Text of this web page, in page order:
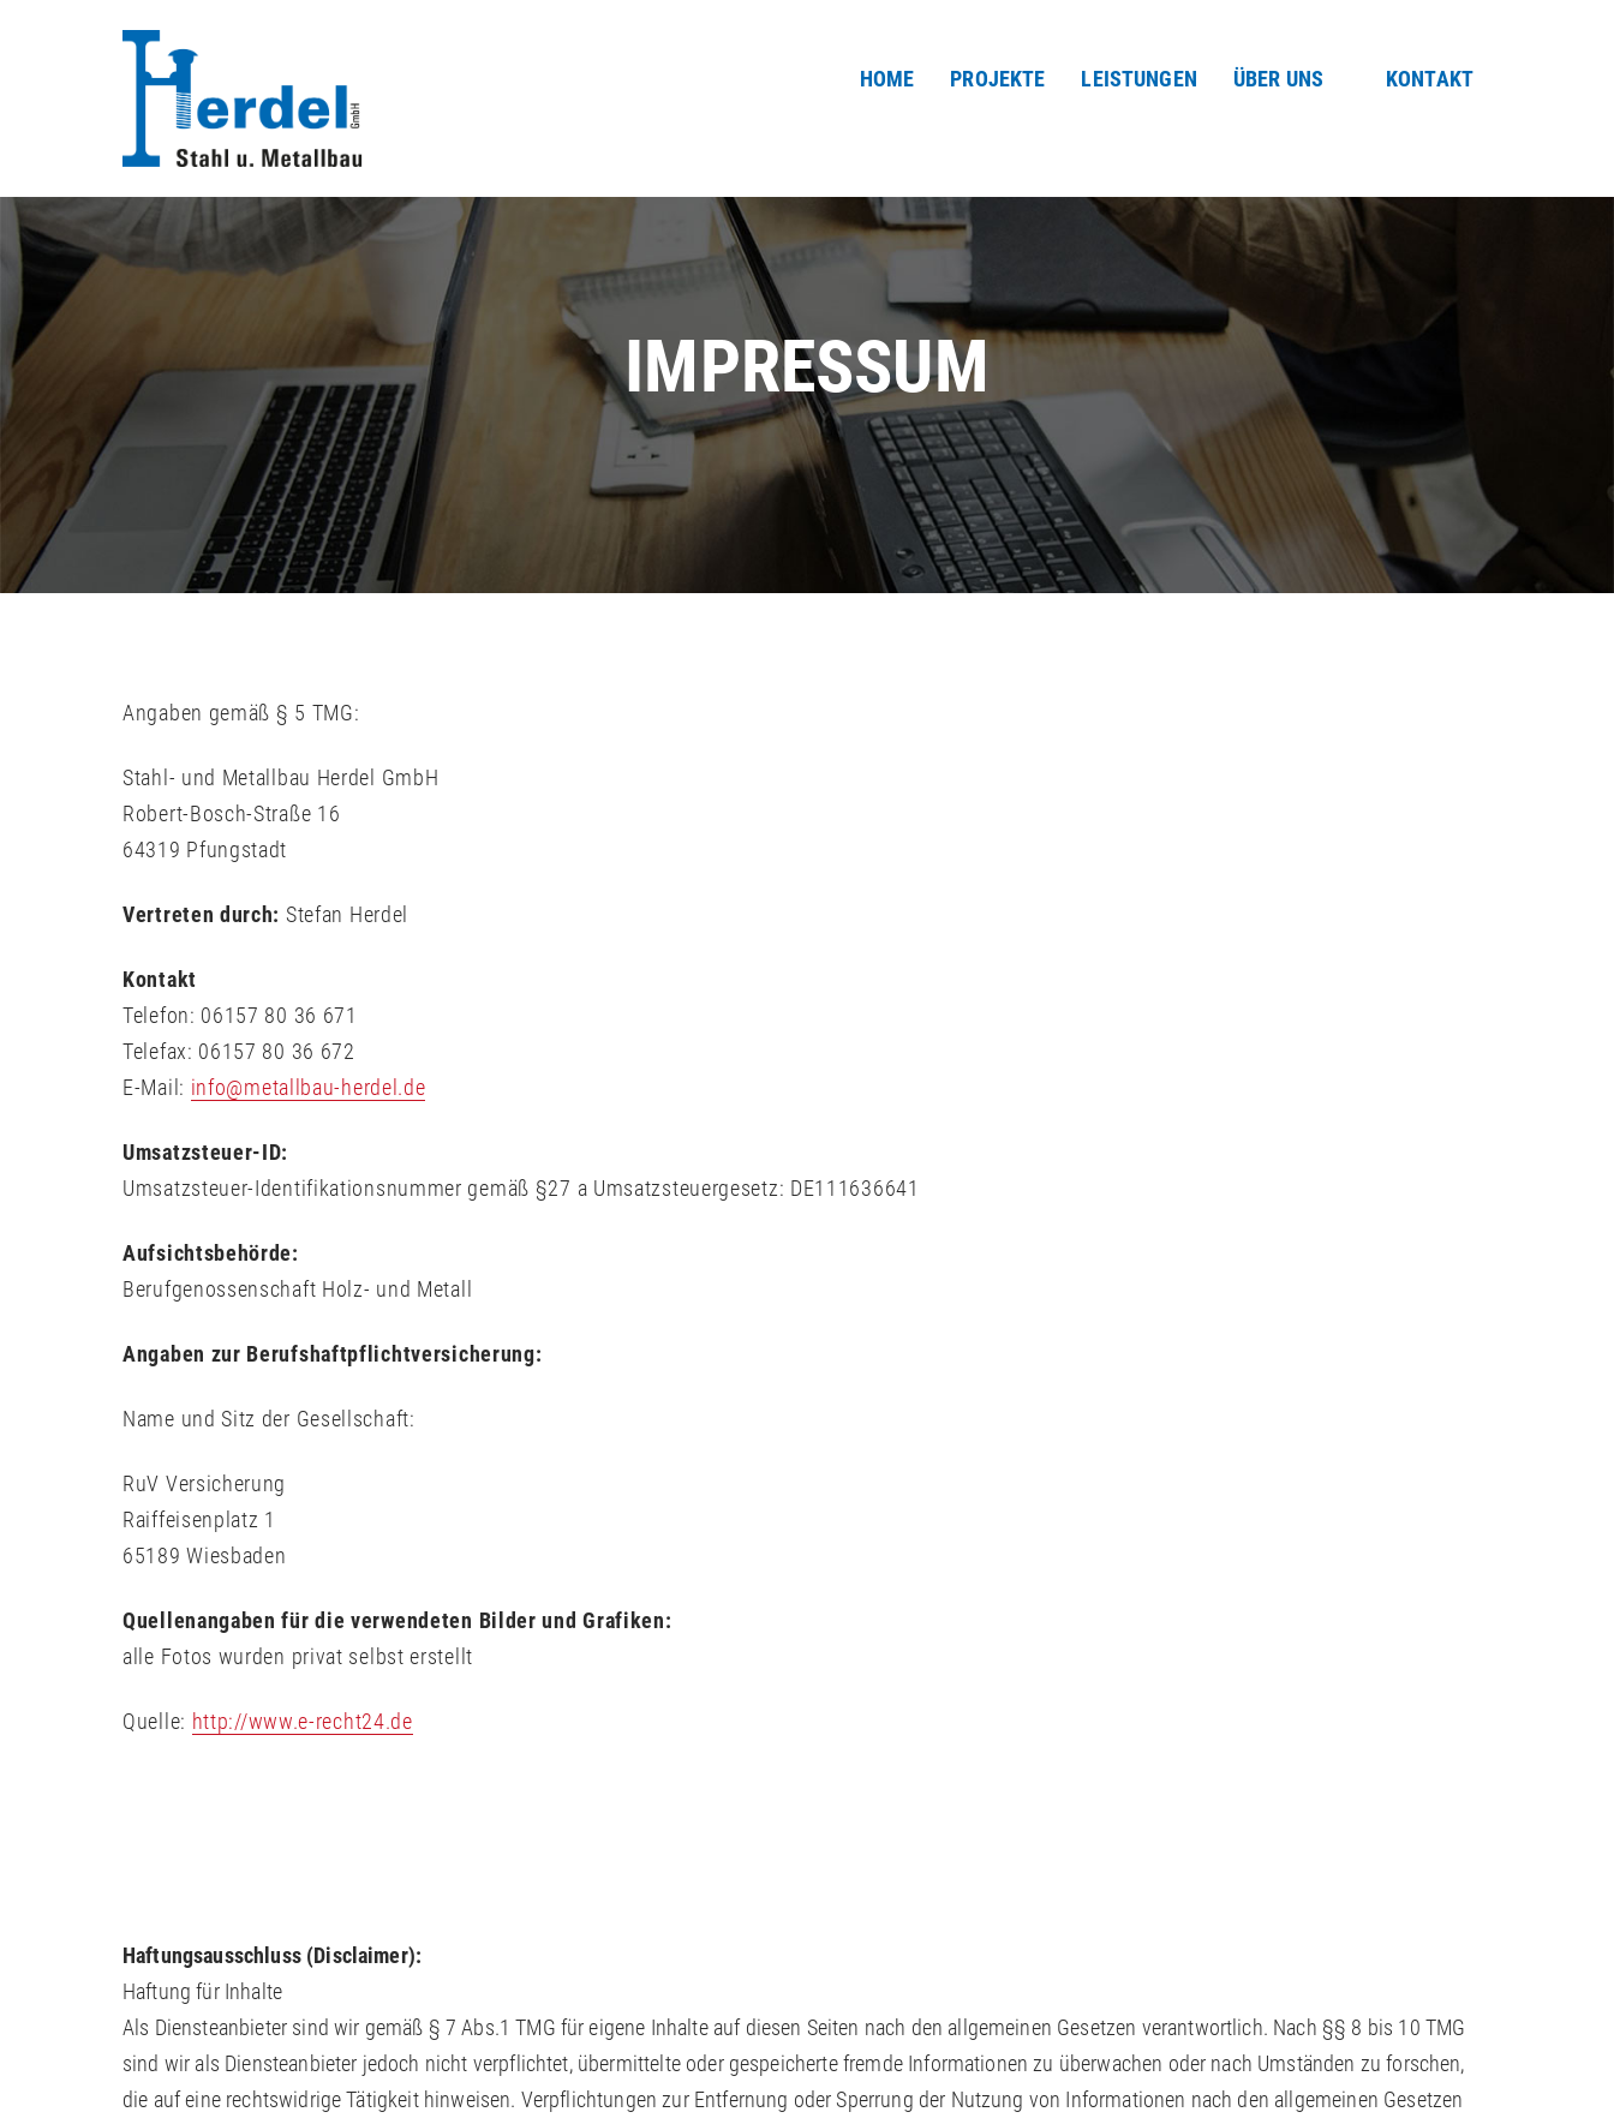
HOME PROJEKTE LEISTUNGEN ÜBER UNS KONTAKT
IMPRESSUM
Angaben gemäß § 5 TMG:
Stahl- und Metallbau Herdel GmbH
Robert-Bosch-Straße 16
64319 Pfungstadt
Vertreten durch: Stefan Herdel
Kontakt
Telefon: 06157 80 36 671
Telefax: 06157 80 36 672
E-Mail: info@metallbau-herdel.de
Umsatzsteuer-ID:
Umsatzsteuer-Identifikationsnummer gemäß §27 a Umsatzsteuergesetz: DE111636641
Aufsichtsbehörde:
Berufgenossenschaft Holz- und Metall
Angaben zur Berufshaftpflichtversicherung:
Name und Sitz der Gesellschaft:
RuV Versicherung
Raiffeisenplatz 1
65189 Wiesbaden
Quellenangaben für die verwendeten Bilder und Grafiken:
alle Fotos wurden privat selbst erstellt
Quelle: http://www.e-recht24.de
Haftungsausschluss (Disclaimer):
Haftung für Inhalte
Als Diensteanbieter sind wir gemäß § 7 Abs.1 TMG für eigene Inhalte auf diesen Seiten nach den allgemeinen Gesetzen verantwortlich. Nach §§ 8 bis 10 TMG
sind wir als Diensteanbieter jedoch nicht verpflichtet, übermittelte oder gespeicherte fremde Informationen zu überwachen oder nach Umständen zu forschen,
die auf eine rechtswidrige Tätigkeit hinweisen. Verpflichtungen zur Entfernung oder Sperrung der Nutzung von Informationen nach den allgemeinen Gesetzen